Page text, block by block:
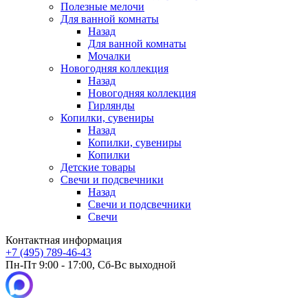
Полезные мелочи
Для ванной комнаты
Назад
Для ванной комнаты
Мочалки
Новогодняя коллекция
Назад
Новогодняя коллекция
Гирлянды
Копилки, сувениры
Назад
Копилки, сувениры
Копилки
Детские товары
Свечи и подсвечники
Назад
Свечи и подсвечники
Свечи
Контактная информация
+7 (495) 789-46-43
Пн-Пт 9:00 - 17:00, Сб-Вс выходной